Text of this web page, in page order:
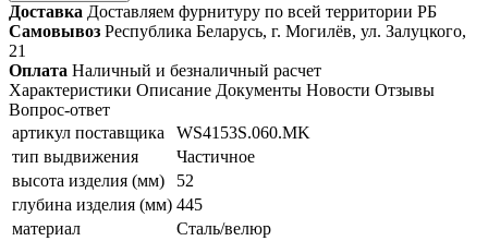
Доставка Доставляем фурнитуру по всей территории РБ
Самовывоз Республика Беларусь, г. Могилёв, ул. Залуцкого,
21
Оплата Наличный и безналичный расчет
Характеристики Описание Документы Новости Отзывы
Вопрос-ответ
артикул поставщика
WS4153S.060.MK
тип выдвижения
Частичное
высота изделия (мм)
52
глубина изделия (мм) 445
материал
Сталь/велюр